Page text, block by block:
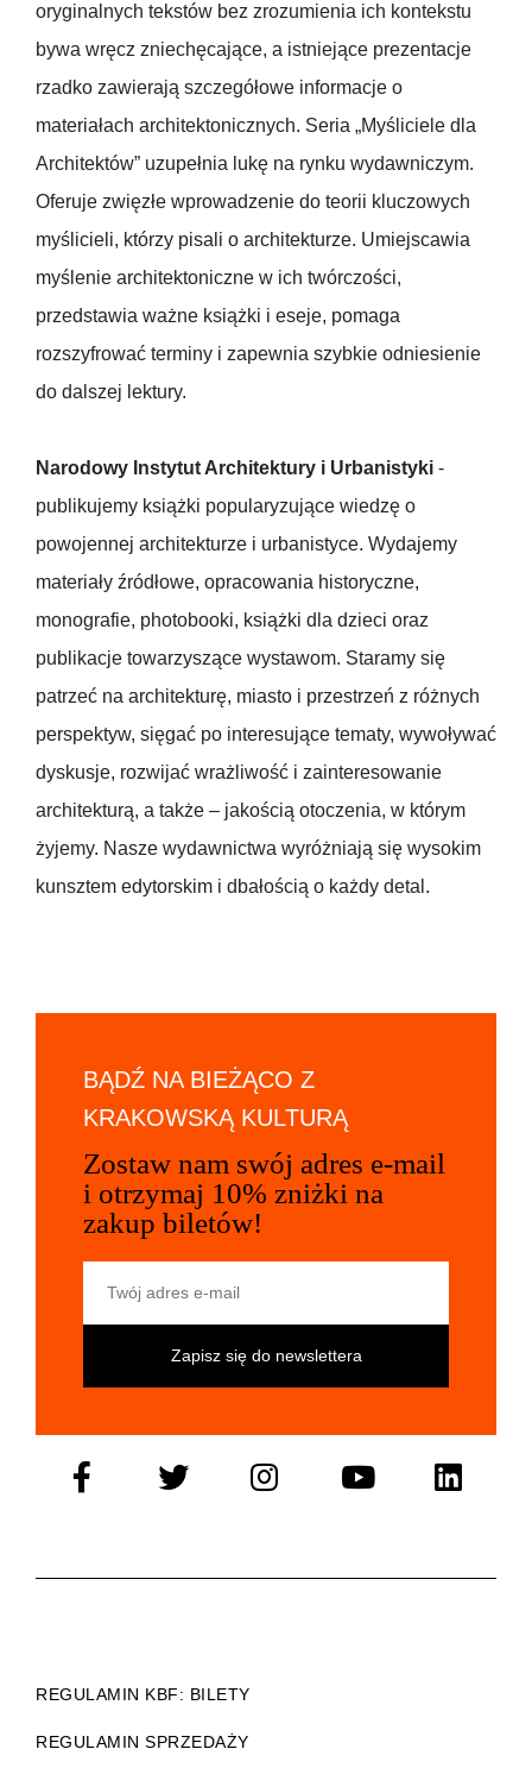
oryginalnych tekstów bez zrozumienia ich kontekstu
bywa wręcz zniechęcające, a istniejące prezentacje
rzadko zawierają szczegółowe informacje o
materiałach architektonicznych. Seria „Myśliciele dla
Architektów” uzupełnia lukę na rynku wydawniczym.
Oferuje zwięzłe wprowadzenie do teorii kluczowych
myślicieli, którzy pisali o architekturze. Umiejscawia
myślenie architektoniczne w ich twórczości,
przedstawia ważne książki i eseje, pomaga
rozszyfrować terminy i zapewnia szybkie odniesienie
do dalszej lektury.
Narodowy Instytut Architektury i Urbanistyki -
publikujemy książki popularyzujące wiedzę o
powojennej architekturze i urbanistyce. Wydajemy
materiały źródłowe, opracowania historyczne,
monografie, photobooki, książki dla dzieci oraz
publikacje towarzyszące wystawom. Staramy się
patrzeć na architekturę, miasto i przestrzeń z różnych
perspektyw, sięgać po interesujące tematy, wywoływać
dyskusje, rozwijać wrażliwość i zainteresowanie
architekturą, a także – jakością otoczenia, w którym
żyjemy. Nasze wydawnictwa wyróżniają się wysokim
kunsztem edytorskim i dbałością o każdy detal.
BĄDŹ NA BIEŻĄCO Z
KRAKOWSKĄ KULTURĄ
Zostaw nam swój adres e-mail
i otrzymaj 10% zniżki na
zakup biletów!
REGULAMIN KBF: BILETY
REGULAMIN SPRZEDAŻY